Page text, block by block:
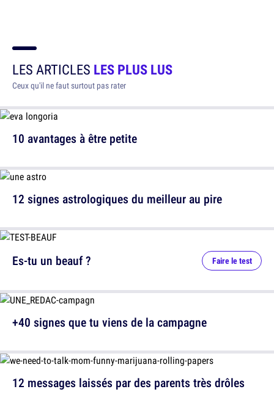
LES ARTICLES LES PLUS LUS
Ceux qu'il ne faut surtout pas rater
10 avantages à être petite
12 signes astrologiques du meilleur au pire
12 messages laissés par des parents très drôles
Es-tu un beauf ? Faire le test
+40 signes que tu viens de la campagne